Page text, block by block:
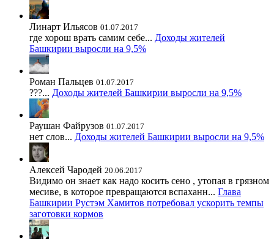
Линарт Ильясов 01.07.2017
где хорош врать самим себе... Доходы жителей
Башкирии выросли на 9,5%
Роман Пальцев 01.07.2017
???... Доходы жителей Башкирии выросли на 9,5%
Раушан Файрузов 01.07.2017
нет слов... Доходы жителей Башкирии выросли на 9,5%
Алексей Чародей 20.06.2017
Видимо он знает как надо косить сено , утопая в грязном
месиве, в которое превращаются вспаханн... Глава
Башкирии Рустэм Хамитов потребовал ускорить темпы
заготовки кормов